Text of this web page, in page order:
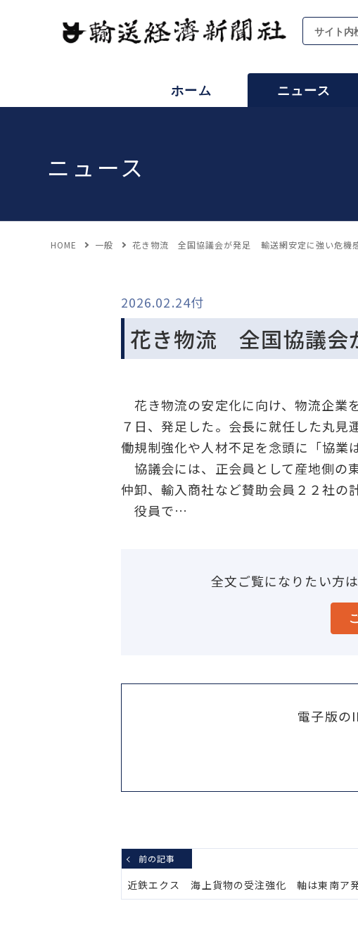
ホーム ニュース
ニュース
HOME 一般 花き物流 全国協議会が発足 輸送網安定に強い危機
2026.02.24付
花き物流 全国協議会
花き物流の安定化に向け、物流企業
７日、発足した。会長に就任した丸
働規制強化や人材不足を念頭に「協業
協議会には、正会員として産地側の
仲卸、輸入商社など賛助会員２２社の
役員で…
全文ご覧になりたい方
電子版の
前の記事
近鉄エクス 海上貨物の受注強化 軸は東南ア